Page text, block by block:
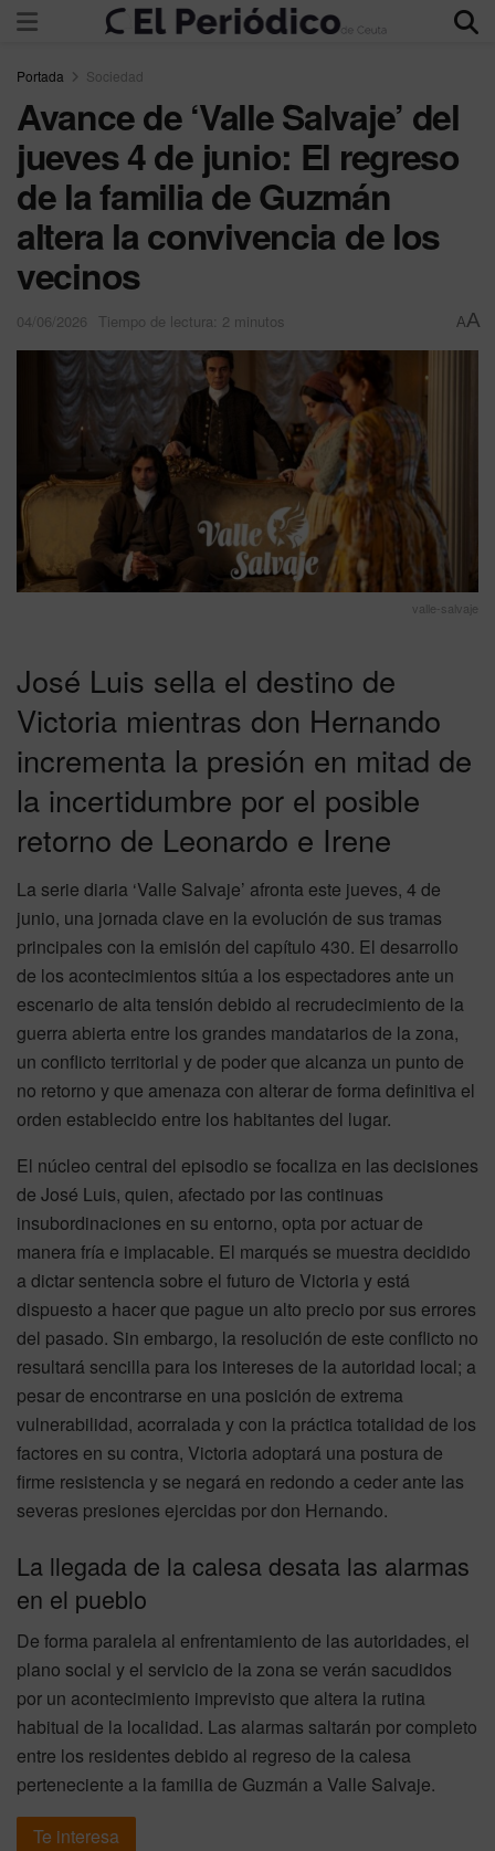
Portada Sociedad
Avance de ‘Valle Salvaje’ del
jueves 4 de junio: El regreso
de la familia de Guzmán
altera la convivencia de los
vecinos
04/06/2026 Tiempo de lectura: 2 minutos AA
valle-salvaje
José Luis sella el destino de
Victoria mientras don Hernando
incrementa la presión en mitad de
la incertidumbre por el posible
retorno de Leonardo e Irene
La serie diaria ‘Valle Salvaje’ afronta este jueves, 4 de
junio, una jornada clave en la evolución de sus tramas
principales con la emisión del capítulo 430. El desarrollo
de los acontecimientos sitúa a los espectadores ante un
escenario de alta tensión debido al recrudecimiento de la
guerra abierta entre los grandes mandatarios de la zona,
un conflicto territorial y de poder que alcanza un punto de
no retorno y que amenaza con alterar de forma definitiva el
orden establecido entre los habitantes del lugar.
El núcleo central del episodio se focaliza en las decisiones
de José Luis, quien, afectado por las continuas
insubordinaciones en su entorno, opta por actuar de
manera fría e implacable. El marqués se muestra decidido
a dictar sentencia sobre el futuro de Victoria y está
dispuesto a hacer que pague un alto precio por sus errores
del pasado. Sin embargo, la resolución de este conflicto no
resultará sencilla para los intereses de la autoridad local; a
pesar de encontrarse en una posición de extrema
vulnerabilidad, acorralada y con la práctica totalidad de los
factores en su contra, Victoria adoptará una postura de
firme resistencia y se negará en redondo a ceder ante las
severas presiones ejercidas por don Hernando.
La llegada de la calesa desata las alarmas
en el pueblo
De forma paralela al enfrentamiento de las autoridades, el
plano social y el servicio de la zona se verán sacudidos
por un acontecimiento imprevisto que altera la rutina
habitual de la localidad. Las alarmas saltarán por completo
entre los residentes debido al regreso de la calesa
perteneciente a la familia de Guzmán a Valle Salvaje.
Te interesa